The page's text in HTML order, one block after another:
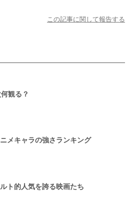
この記事に関して報告する
観る？
メキャラの強さランキング
ルト的人気を誇る映画たち